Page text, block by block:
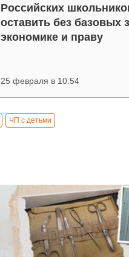
Российских
оставить без базовых
экономике и праву
25 февраля в 10:54
ЧП с детьми